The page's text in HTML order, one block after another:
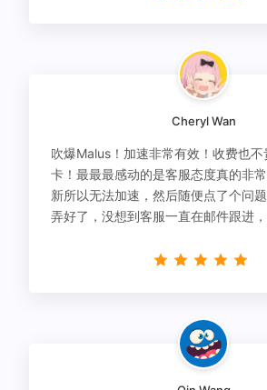
Cheryl Wan
吹爆Malus！加速非常有效！收费也不
卡！最最最感动的是客服态度真的非
新所以无法加速，然后随便点了个问
弄好了，没想到客服一直在邮件跟进